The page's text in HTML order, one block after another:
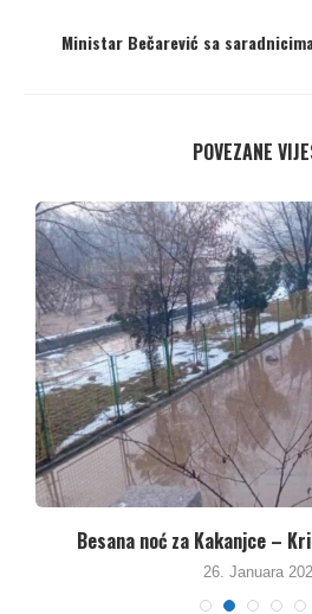
Ministar Bečarević sa
POVEZANE
Besana noć za Kakanjce –
26. Januara